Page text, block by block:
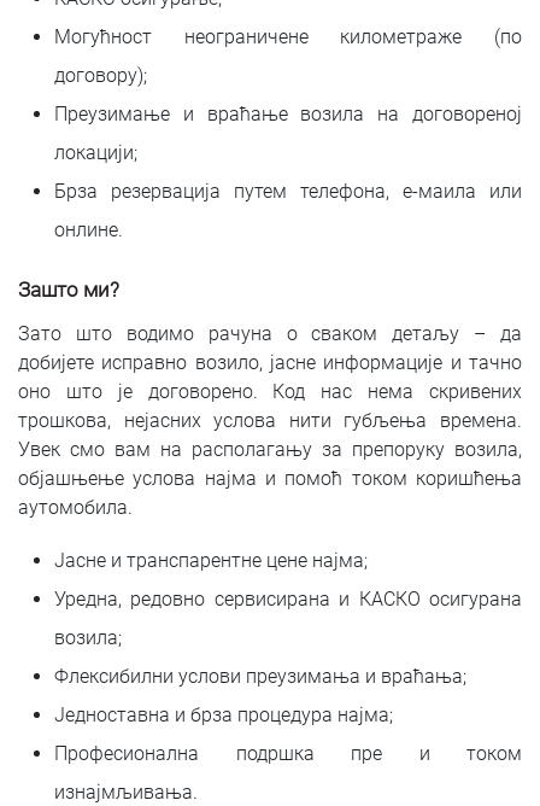
Могућност неограничене километраже (по
договору);
Преузимање и враћање возила на договореној
локацији;
Брза резервација путем телефона, е-маила или
онлине.
Зашто ми?
Зато што водимо рачуна о сваком детаљу – да
добијете исправно возило, јасне информације и тачно
оно што је договорено. Код нас нема скривених
трошкова, нејасних услова нити губљења времена.
Увек смо вам на располагању за препоруку возила,
објашњење услова најма и помоћ током коришћења
аутомобила.
Јасне и транспарентне цене најма;
Уредна, редовно сервисирана и КАСКО осигурана
возила;
Флексибилни услови преузимања и враћања;
Једноставна и брза процедура најма;
Професионална подршка пре и током
изнајмљивања.